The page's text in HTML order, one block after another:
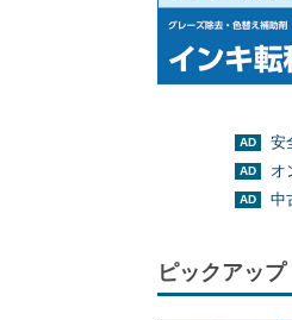
安
オ
中
ピックアップ